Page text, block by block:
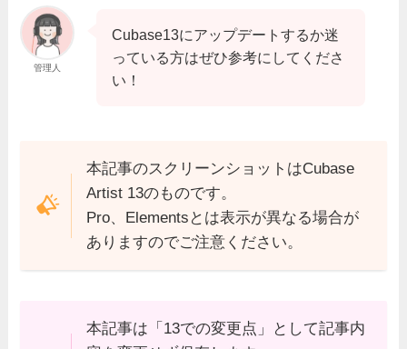
管理人
Cubase13にアップデートするか迷
っている方はぜひ参考にしてくださ
い！
本記事のスクリーンショットはCubase
Artist 13のものです。
Pro、Elementsとは表示が異なる場合が
ありますのでご注意ください。
本記事は「13での変更点」として記事内